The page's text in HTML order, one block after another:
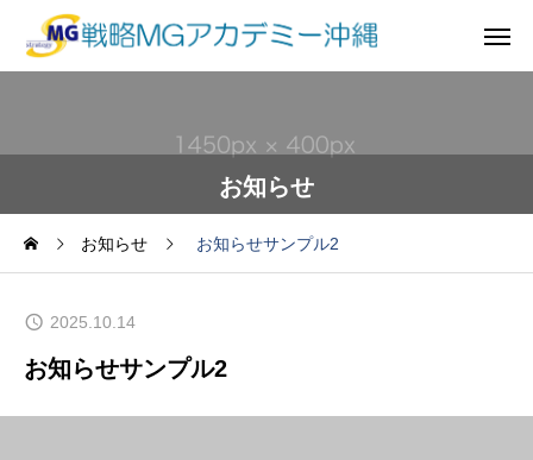
お知らせ
お知らせ お知らせサンプル2
2025.10.14
お知らせサンプル2